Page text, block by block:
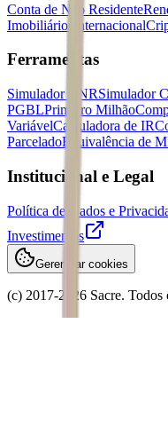
Conta de Não Residente
Imobiliários
Internacional
Ferramentas
Simulador CNRSimulador
PGBLPrimeiro Milhão
VariávelCalculadora de IR
ParceladoEquivalência de
Institucional e Legal
Política de Dados e
Investimentos
Gerenciar cookies
(c) 2017-2026 Sacre. Todos